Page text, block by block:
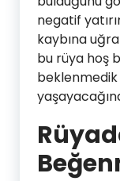
negatif
kaybına
bu rüya hoş